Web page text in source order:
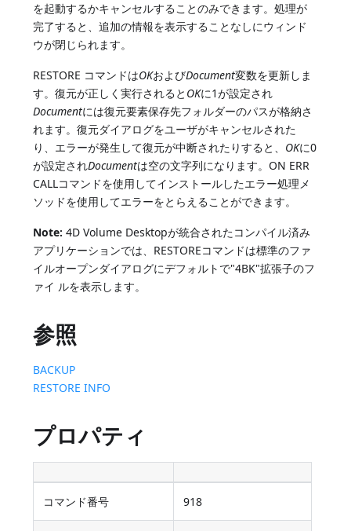
を起動するかキャンセルすることのみできます。処理が
完了すると、追加の情報を表示することなしにウィンド
ウが閉じられます。
RESTORE コマンドはOKおよびDocument変数を更新しま
す。復元が正しく実行されると OKに1が設定され
Documentには復元要素保存先フォルダーのパスが格納さ
れます。復元ダイアログをユーザがキャンセルされた
り、エラーが発生して復元が中断されたりすると、 OKに0
が設定されDocumentは空の文字列になります。ON ERR
CALLコマンドを使用してインストールしたエラー処理メ
ソッドを使用してエラーをとらえることができます。
Note: 4D Volume Desktopが統合されたコンパイル済み
アプリケーションでは、RESTOREコマンドは標準のファ
イルオープンダイアログにデフォルトで"4BK"拡張子のフ
ァイ ルを表示します。
参照
BACKUP
RESTORE INFO
プロパティ
コマンド番号 918